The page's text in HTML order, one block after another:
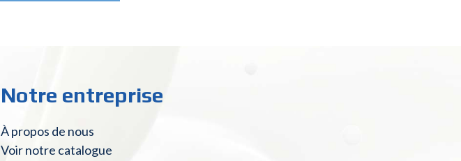
Notre entreprise
À propos de nous
Voir notre catalogue